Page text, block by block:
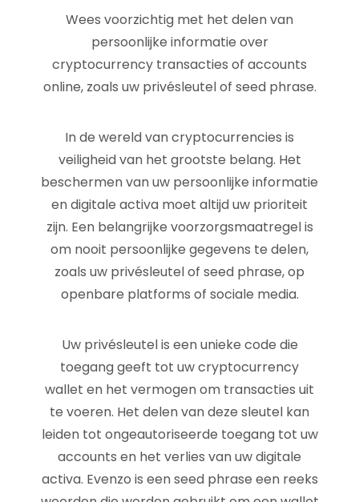
Wees voorzichtig met het delen van
persoonlijke informatie over
cryptocurrency transacties of accounts
online, zoals uw privésleutel of seed phrase.
In de wereld van cryptocurrencies is
veiligheid van het grootste belang. Het
beschermen van uw persoonlijke informatie
en digitale activa moet altijd uw prioriteit
zijn. Een belangrijke voorzorgsmaatregel is
om nooit persoonlijke gegevens te delen,
zoals uw privésleutel of seed phrase, op
openbare platforms of sociale media.
Uw privésleutel is een unieke code die
toegang geeft tot uw cryptocurrency
wallet en het vermogen om transacties uit
te voeren. Het delen van deze sleutel kan
leiden tot ongeautoriseerde toegang tot uw
accounts en het verlies van uw digitale
activa. Evenzo is een seed phrase een reeks